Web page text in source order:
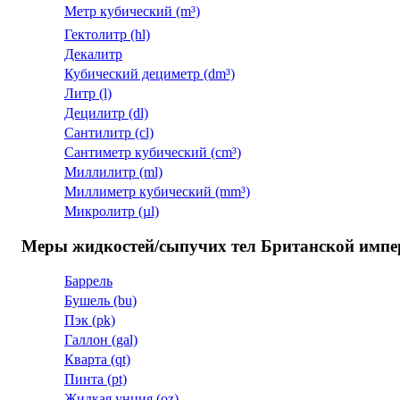
Метр кубический (m³)
Гектолитр (hl)
Декалитр
Кубический дециметр (dm³)
Литр (l)
Децилитр (dl)
Сантилитр (cl)
Сантиметр кубический (cm³)
Миллилитр (ml)
Миллиметр кубический (mm³)
Микролитр (µl)
Меры жидкостей/сыпучих тел Британской
Баррель
Бушель (bu)
Пэк (pk)
Галлон (gal)
Кварта (qt)
Пинта (pt)